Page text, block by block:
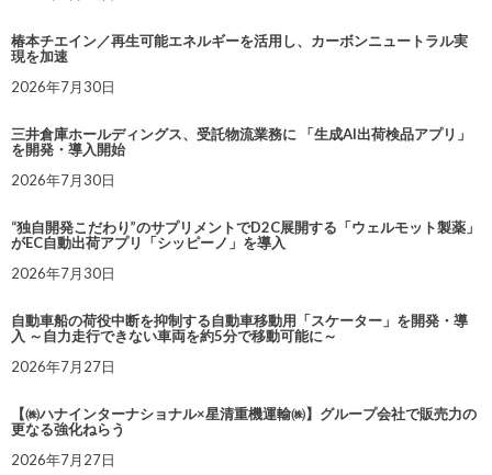
椿本チエイン／再生可能エネルギーを活用し、カーボンニュートラル実
現を加速
2026年7月30日
三井倉庫ホールディングス、受託物流業務に 「生成AI出荷検品アプリ」
を開発・導入開始
2026年7月30日
“独自開発こだわり”のサプリメントでD2C展開する「ウェルモット製薬」
がEC自動出荷アプリ「シッピーノ」を導入
2026年7月30日
自動車船の荷役中断を抑制する自動車移動用「スケーター」を開発・導
入 ～自力走行できない車両を約5分で移動可能に～
2026年7月27日
【㈱ハナインターナショナル×星清重機運輸㈱】グループ会社で販売力の
更なる強化ねらう
2026年7月27日